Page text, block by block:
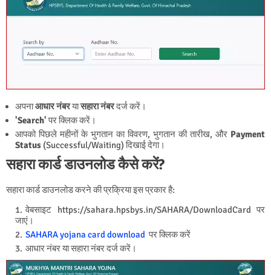
अपनाआधार नंबरयासहारा नंबरदर्ज करें।
'Search'पर क्लिक करें।
आपको पिछले महीनों के भुगतान का विवरण, भुगतान की तारीख, और Payment
Status (Successful/Waiting) दिखाई देगा।
सहारा कार्ड डाउनलोड कैसे करें?
सहारा कार्ड डाउनलोड करने की प्रक्रिया इस प्रकार है:
वेबसाइट https://sahara.hpsbys.in/SAHARA/DownloadCard पर
जाएं।
SAHARA yojana card download पर क्लिक करें
आधार नंबर या सहारा नंबर दर्ज करें।